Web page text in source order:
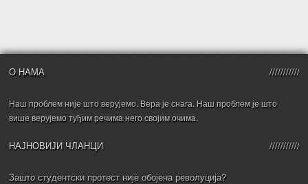
О НАМА
Наш проблем није што верујемо. Вера је снага. Наш проблем је што
више верујемо туђим речима него својим очима.
НАЈНОВИЈИ ЧЛАНЦИ
Зашто студентски протест није обојена револуција?